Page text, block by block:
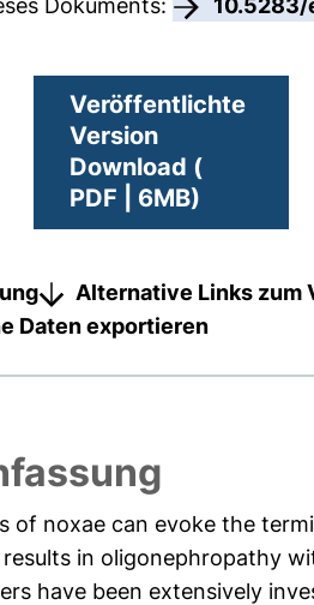
Dokuments:
Veröffentlichte
Version
Download (
PDF | 6MB)
Alternative Links zum
Daten exportieren
of noxae can evoke the
in oligonephropathy
have been extensively